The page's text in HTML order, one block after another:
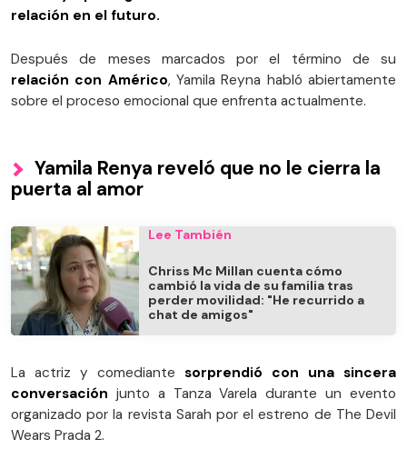
relación en el futuro.
Después de meses marcados por el término de su
relación con Américo, Yamila Reyna habló abiertamente
sobre el proceso emocional que enfrenta actualmente.
Yamila Renya reveló que no le cierra la
puerta al amor
Lee También
Chriss Mc Millan cuenta cómo
cambió la vida de su familia tras
perder movilidad: "He recurrido a
chat de amigos"
La actriz y comediante sorprendió con una sincera
conversación junto a Tanza Varela durante un evento
organizado por la revista Sarah por el estreno de The Devil
Wears Prada 2.